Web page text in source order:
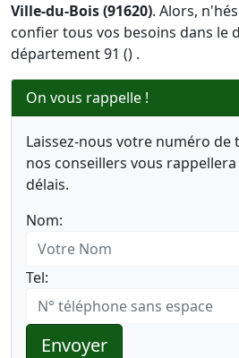
Ville-du-Bois (91620). Alors,
confier tous vos besoins dans le
département 91 () .
On vous rappelle !
Laissez-nous votre numéro de
nos conseillers vous
délais.
Nom:
Tel:
Envoyer